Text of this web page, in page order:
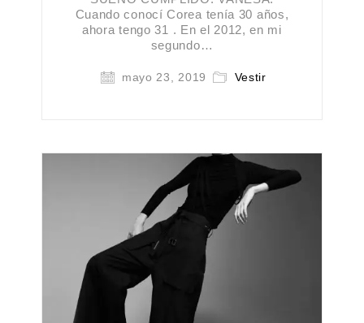
Cuando conocí Corea tenía 30 años,
ahora tengo 31 . En el 2012, en mi
segundo…
mayo 23, 2019 Vestir